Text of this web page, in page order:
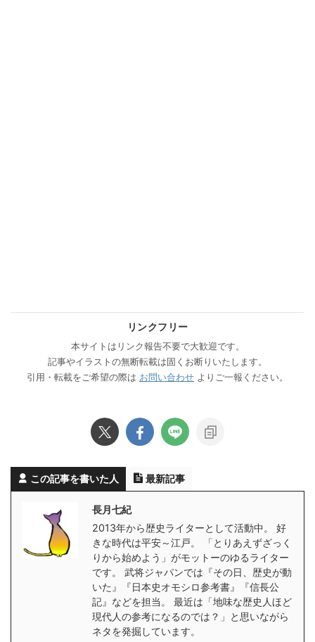
リンクフリー
本サイトはリンク報告不要で大歓迎です。
記事やイラストの無断転載は固くお断りいたします。
引用・転載をご希望の際は お問い合わせ よりご一報ください。
この記事を書いた人 最新記事
長月七紀
2013年から歴史ライターとして活動中。 好
きな時代は平安～江戸。 「とりあえずざっく
りから始めよう」がモットーのゆるライター
です。 武将ジャパンでは『その日、歴史が動
いた』『日本史オモシロ参考書』『信長公
記』などを担当。 最近は「地味な歴史人ほど
現代人の参考になるのでは？」と思いながら
ネタを発掘しています。